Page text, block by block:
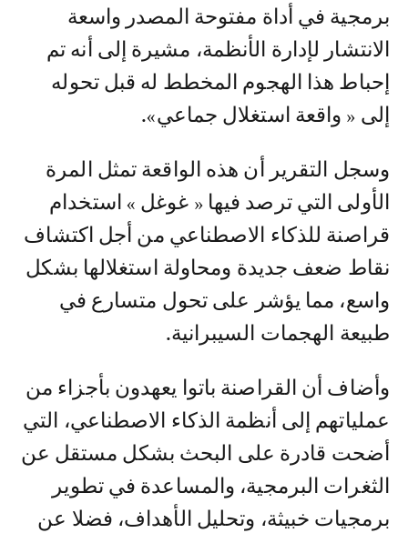
برمجية في أداة مفتوحة المصدر واسعة
الانتشار لإدارة الأنظمة، مشيرة إلى أنه تم
إحباط هذا الهجوم المخطط له قبل تحوله
إلى « واقعة استغلال جماعي».
وسجل التقرير أن هذه الواقعة تمثل المرة
الأولى التي ترصد فيها « غوغل » استخدام
قراصنة للذكاء الاصطناعي من أجل اكتشاف
نقاط ضعف جديدة ومحاولة استغلالها بشكل
واسع، مما يؤشر على تحول متسارع في
طبيعة الهجمات السيبرانية.
وأضاف أن القراصنة باتوا يعهدون بأجزاء من
عملياتهم إلى أنظمة الذكاء الاصطناعي، التي
أضحت قادرة على البحث بشكل مستقل عن
الثغرات البرمجية، والمساعدة في تطوير
برمجيات خبيثة، وتحليل الأهداف، فضلا عن